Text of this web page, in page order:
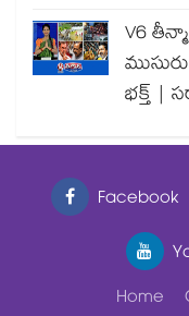
V6
భక్త్ |
Facebook
Home